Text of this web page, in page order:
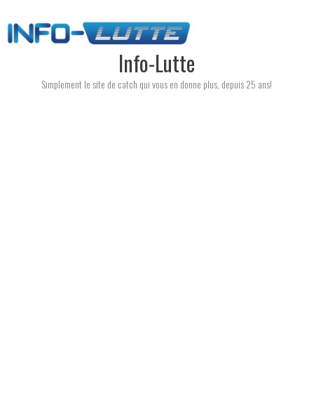
to
content
Info-Lutte
Simplement le site de catch qui vous en donne plus, depuis 25 ans!